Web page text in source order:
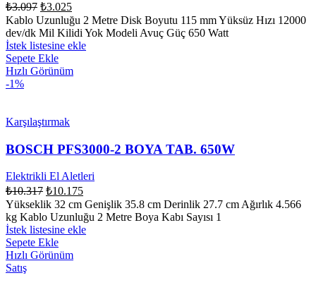
₺3.097 ₺3.025
Kablo Uzunluğu 2 Metre Disk Boyutu 115 mm Yüksüz Hızı 12000
dev/dk Mil Kilidi Yok Modeli Avuç Güç 650 Watt
İstek listesine ekle
Sepete Ekle
Hızlı Görünüm
-1%
Karşılaştırmak
BOSCH PFS3000-2 BOYA TAB. 650W
Elektrikli El Aletleri
₺10.317 ₺10.175
Yükseklik 32 cm Genişlik 35.8 cm Derinlik 27.7 cm Ağırlık 4.566
kg Kablo Uzunluğu 2 Metre Boya Kabı Sayısı 1
İstek listesine ekle
Sepete Ekle
Hızlı Görünüm
Satış